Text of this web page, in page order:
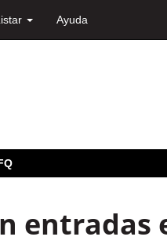
Ayuda
entradas